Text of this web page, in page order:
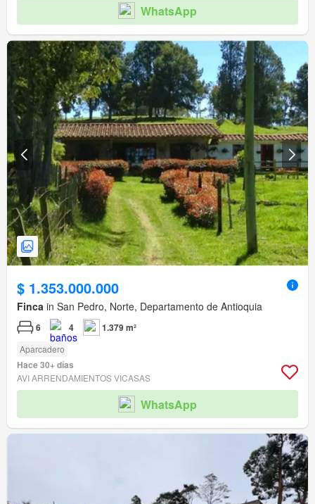
WhatsApp
$ 1.353.000.000
Finca in San Pedro, Norte, Departamento de Antioquia
6 4 1.379 m²
Aparcadero
Hace 30+ días
AVI ARRENDAMIENTOS VICASAS
WhatsApp